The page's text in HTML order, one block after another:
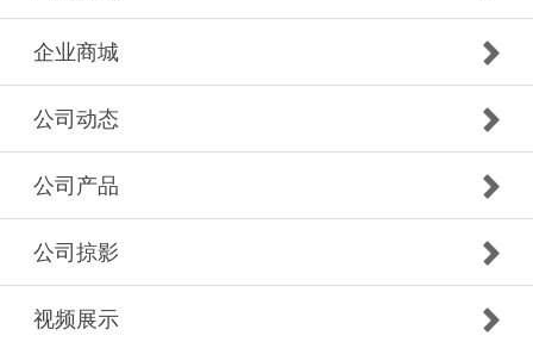
企业商城
公司动态
公司产品
公司掠影
视频展示